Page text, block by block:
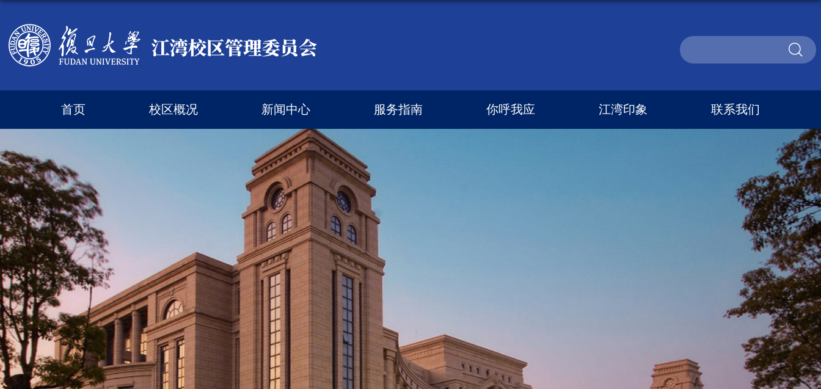
首页 校区概况 新闻中心 服务指南 你呼我应 江湾印象 联系我们